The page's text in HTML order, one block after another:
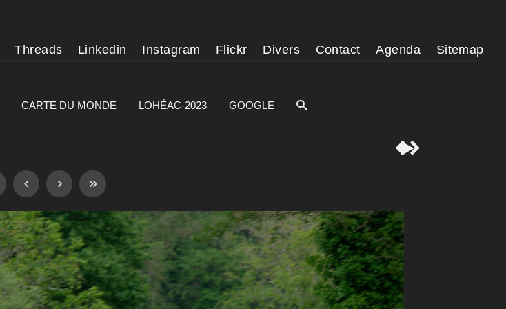
Threads Linkedin Instagram Flickr Divers Contact Agenda Sitemap
CARTE DU MONDE LOHÉAC-2023 GOOGLE
